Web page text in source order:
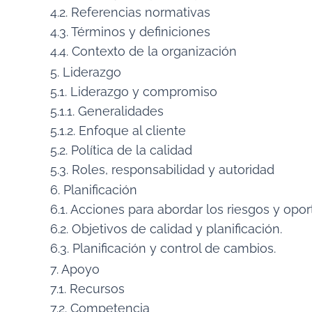
4.2. Referencias normativas
4.3. Términos y definiciones
4.4. Contexto de la organización
5. Liderazgo
5.1. Liderazgo y compromiso
5.1.1. Generalidades
5.1.2. Enfoque al cliente
5.2. Política de la calidad
5.3. Roles, responsabilidad y autoridad
6. Planificación
6.1. Acciones para abordar los riesgos y
6.2. Objetivos de calidad y planificación.
6.3. Planificación y control de cambios.
7. Apoyo
7.1. Recursos
7.2. Competencia